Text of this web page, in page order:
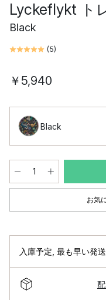
Lyckeflykt ト
Black
(5)
￥5,940
Black
お気
入庫予定 最も早い発